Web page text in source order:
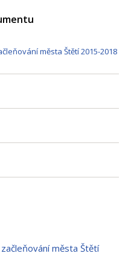
města Štětí 2015-2018
města Štětí